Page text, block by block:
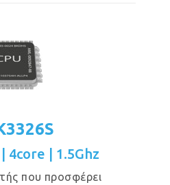
4core | 1.5Ghz
που προσφέρει